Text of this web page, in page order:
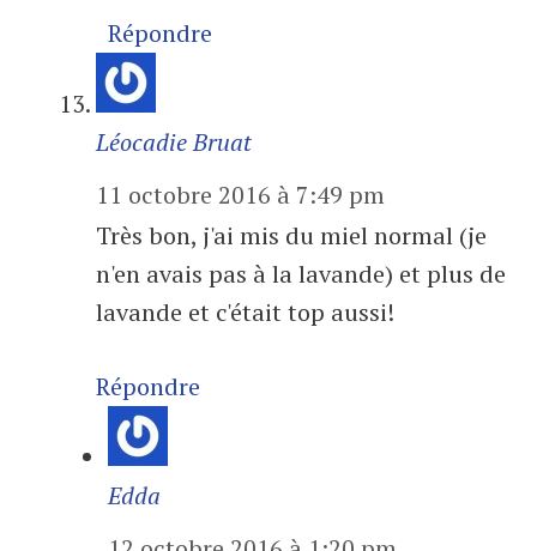
Répondre
Léocadie Bruat
11 octobre 2016 à 7:49 pm
Très bon, j'ai mis du miel normal (je
n'en avais pas à la lavande) et plus de
lavande et c'était top aussi!
Répondre
Edda